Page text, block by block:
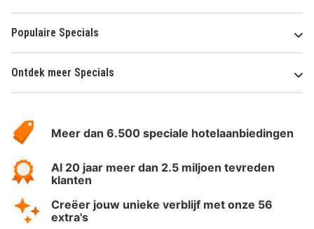
Populaire Specials
Ontdek meer Specials
HotelSpecials
Meer dan 6.500 speciale hotelaanbiedingen
Al 20 jaar meer dan 2.5 miljoen tevreden
klanten
Creëer jouw unieke verblijf met onze 56
extra's